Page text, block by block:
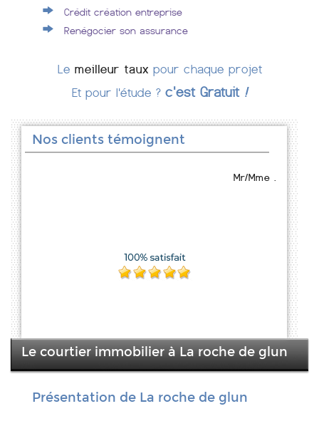
Crédit création entreprise
Renégocier son assurance
Le meilleur taux pour chaque projet
Et pour l'étude ? c'est Gratuit !
Nos clients témoignent
Mr/Mme .
Le courtier immobilier à La roche de glun
Présentation de La roche de glun